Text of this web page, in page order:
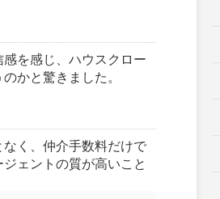
を感じ、ハウスクロー
かと驚きました。
く、仲介手数料だけで
ェントの質が高いこと